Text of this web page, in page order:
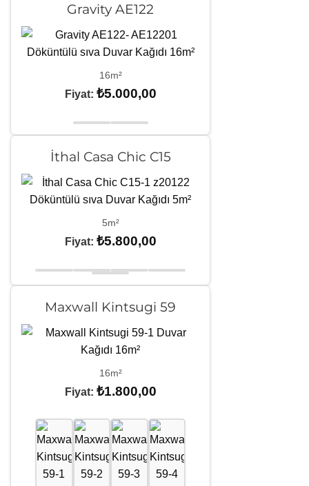
Gravity AE122
16m²
Fiyat: ₺5.000,00
İthal Casa Chic C15
5m²
Fiyat: ₺5.800,00
Maxwall Kintsugi 59
16m²
Fiyat: ₺1.800,00